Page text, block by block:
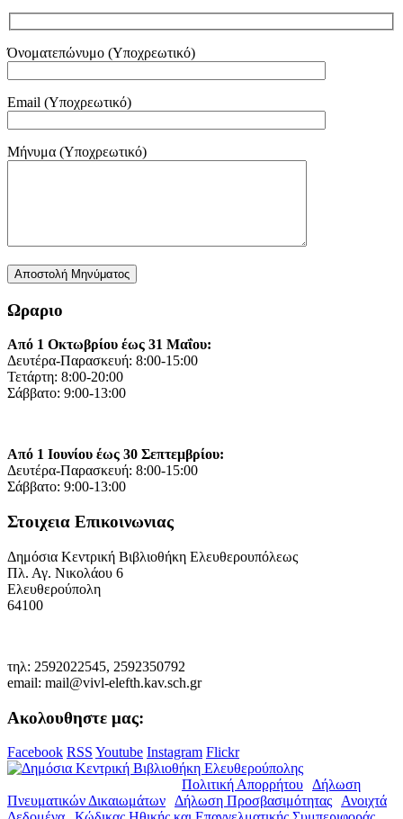
Όνοματεπώνυμο (Υποχρεωτικό)
Email (Υποχρεωτικό)
Μήνυμα (Υποχρεωτικό)
Ωραριο
Από 1 Οκτωβρίου έως 31 Μαΐου:
Δευτέρα-Παρασκευή: 8:00-15:00
Τετάρτη: 8:00-20:00
Σάββατο: 9:00-13:00
Από 1 Ιουνίου έως 30 Σεπτεμβρίου:
Δευτέρα-Παρασκευή: 8:00-15:00
Σάββατο: 9:00-13:00
Στοιχεια Επικοινωνιας
Δημόσια Κεντρική Βιβλιοθήκη Ελευθερουπόλεως
Πλ. Αγ. Νικολάου 6
Ελευθερούπολη
64100
τηλ: 2592022545, 2592350792
email: mail@vivl-elefth.kav.sch.gr
Ακολουθηστε μας:
Facebook RSS Youtube Instagram Flickr
Πολιτική Απορρήτου
Δήλωση
Πνευματικών Δικαιωμάτων
Δήλωση Προσβασιμότητας
Ανοιχτά